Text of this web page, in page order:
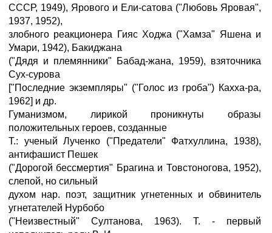
СССР, 1949), Ярового и Ели-сатова ("Любовь Яровая",
1937, 1952),
злобного реакционера Гияс Ходжа ("Хамза" Яшена и
Умари, 1942), Бакиджана
("Дядя и племянники" Бабад-жана, 1959), взяточника
Сух-сурова
["Последние экземпляры" ("Голос из гроба") Кахха-ра,
1962] и др.
Гуманизмом, лирикой проникнуты образы
положительных героев, созданные
Т.: ученый Лученко ("Предатели" Фатхуллина, 1938),
антифашист Пешек
("Дорогой бессмертия" Брагина и Товстоногова, 1952),
слепой, но сильный
духом нар. поэт, защитник угнетенных и обвинитель
угнетателей Нурбобо
("Неизвестный" Султанова, 1963). Т. - первый